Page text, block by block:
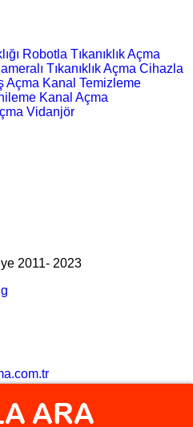
Robotla Tıkanıklık Açma
Tıkanıklık Açma Cihazla
Açma Kanal Temizleme
Kanal Açma
Vidanjör
2011- 2023